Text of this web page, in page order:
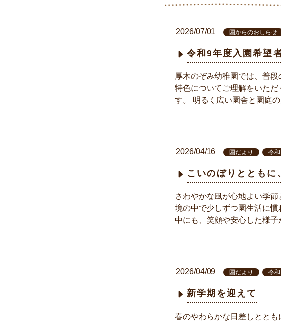
2026/07/01 園からのおしらせ
令和9年度入園希望
厚木のぞみ幼稚園では、普
特色についてご理解をいた
す。 明るく広い園舎と園庭
2026/04/16 園だより 令
こいのぼりとともに
さわやかな風が心地よい季
境の中で少しずつ園生活に
中にも、笑顔や安心した様
2026/04/09 園だより 令
新学期を迎えて
春のやわらかな日差しとと